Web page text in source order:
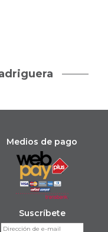
Medios de pago
Suscríbete